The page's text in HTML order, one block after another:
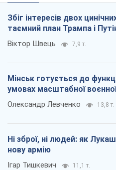
Збіг інтересів двох
таємний план Трампа і
Віктор Швець 7,9 т.
Мінськ готується до
умовах масштабної
Олександр Левченко 13,8 т.
Ні зброї, ні людей: як
нову армію
Ігар Тишкевич 11,1 т.